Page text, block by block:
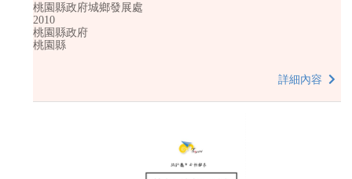
桃園縣政府城鄉發展處
2010
桃園縣政府
桃園縣
詳細內容